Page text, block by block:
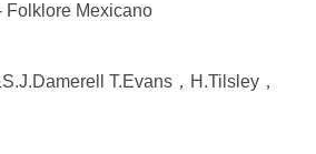
Folklore Mexicano
T.Evans，H.Tilsley，